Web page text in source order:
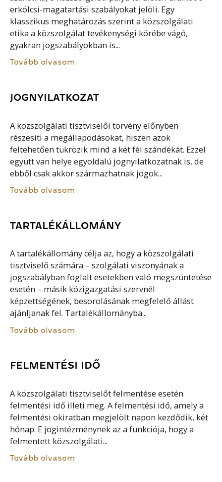
erkölcsi-magatartási szabályokat jelöli. Egy
klasszikus meghatározás szerint a közszolgálati
etika a közszolgálat tevékenységi körébe vágó,
gyakran jogszabályokban is...
Tovább olvasom
JOGNYILATKOZAT
A közszolgálati tisztviselői törvény előnyben
részesíti a megállapodásokat, hiszen azok
feltehetően tükrözik mind a két fél szándékát. Ezzel
együtt van helye egyoldalú jognyilatkozatnak is, de
ebből csak akkor származhatnak jogok...
Tovább olvasom
TARTALÉKÁLLOMÁNY
A tartalékállomány célja az, hogy a közszolgálati
tisztviselő számára – szolgálati viszonyának a
jogszabályban foglalt esetekben való megszüntetése
esetén – másik közigazgatási szervnél
képzettségének, besorolásának megfelelő állást
ajánljanak fel. Tartalékállományba...
Tovább olvasom
FELMENTÉSI IDŐ
A közszolgálati tisztviselőt felmentése esetén
felmentési idő illeti meg. A felmentési idő, amely a
felmentési okiratban megjelölt napon kezdődik, két
hónap. E jogintézménynek az a funkciója, hogy a
felmentett közszolgálati...
Tovább olvasom